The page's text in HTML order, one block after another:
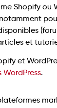
Shopify ou
et
et
WordPress.